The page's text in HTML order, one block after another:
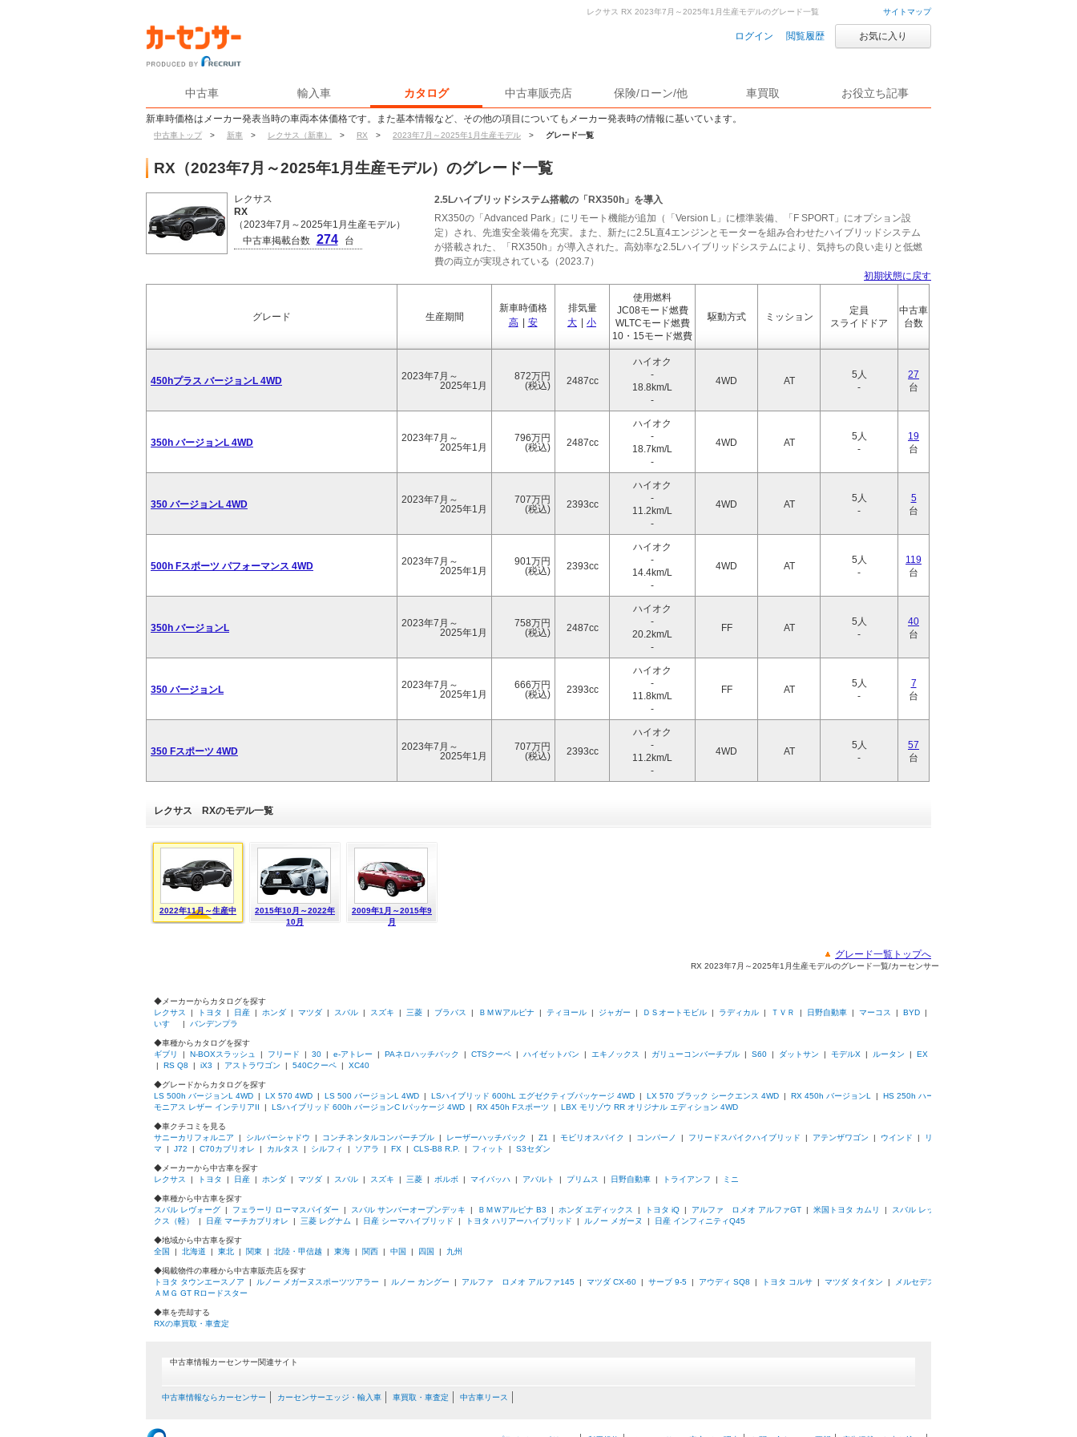
サイトマップ
ログイン 閲覧履歴 お気に入り
中古車 輸入車 カタログ 中古車販売店 保険/ローン/他 車買取 お役立ち記事
新車時価格はメーカー発表当時の車両本体価格です。また基本情報など、その他の項目についてもメーカー発表時の情報に基いています。
中古車トップ > 新車 > レクサス（新車） > RX > 2023年7月～2025年1月生産モデル > グレード一覧
レクサス RX 2023年7月～2025年1月生産モデルのグレード一覧
RX（2023年7月～2025年1月生産モデル）のグレード一覧
レクサス
RX
（2023年7月～2025年1月生産モデル）
中古車掲載台数
274 台
2.5Lハイブリッドシステム搭載の「RX350h」を導入
RX350の「Advanced Park」にリモート機能が追加（「Version L」に標準装備、「F SPORT」にオプション設
定）され、先進安全装備を充実。また、新たに2.5L直4エンジンとモーターを組み合わせたハイブリッドシステム
が搭載された、「RX350h」が導入された。高効率な2.5Lハイブリッドシステムにより、気持ちの良い走りと低燃
費の両立が実現されている（2023.7）
初期状態に戻す
グレード 生産期間
新車時価格
高
安
排気量
大
小
使用燃料
JC08モード燃費
WLTCモード燃費
10・15モード燃費
駆動方式 ミッション
定員
スライドドア
中古車
台数
450hプラス バージョンL 4WD
2023年7月～
2025年1月
872万円
(税込)
2487cc
ハイオク
-
18.8km/L
-
4WD AT
5人
-
27
台
350h バージョンL 4WD
2023年7月～
2025年1月
796万円
(税込)
2487cc
ハイオク
-
18.7km/L
-
4WD AT
5人
-
19
台
350 バージョンL 4WD
2023年7月～
2025年1月
707万円
(税込)
2393cc
ハイオク
-
11.2km/L
-
4WD AT
5人
-
5
台
500h Fスポーツ パフォーマンス 4WD
2023年7月～
2025年1月
901万円
(税込)
2393cc
ハイオク
-
14.4km/L
-
4WD AT
5人
-
119
台
350h バージョンL
2023年7月～
2025年1月
758万円
(税込)
2487cc
ハイオク
-
20.2km/L
-
FF AT
5人
-
40
台
350 バージョンL
2023年7月～
2025年1月
666万円
(税込)
2393cc
ハイオク
-
11.8km/L
-
FF AT
5人
-
7
台
350 Fスポーツ 4WD
2023年7月～
2025年1月
707万円
(税込)
2393cc
ハイオク
-
11.2km/L
-
4WD AT
5人
-
57
台
レクサス RXのモデル一覧
2022年11月～生産中
2015年10月～2022年
10月
2009年1月～2015年9
月
グレード一覧トップへ
RX 2023年7月～2025年1月生産モデルのグレード一覧/カーセンサー
◆メーカーからカタログを探す
レクサス
| トヨタ | 日産 | ホンダ | マツダ | スバル | スズキ | 三菱 | ブラバス | ＢＭＷアルピナ | ティヨール | ジャガー | ＤＳオートモビル | ラディカル | ＴＶＲ | 日野自動車 | マーコス | BYD |
いすゞ
| バンデンプラ
◆車種からカタログを探す
ギブリ
| N-BOXスラッシュ | フリード | 30 | e-アトレー | PAネロハッチバック | CTSクーペ | ハイゼットバン | エキノックス | ガリューコンバーチブル | S60 | ダットサン | モデルX | ルータン | EX
| RS Q8 | iX3 | アストラワゴン | 540Cクーペ | XC40
◆グレードからカタログを探す
LS 500h バージョンL 4WD | LX 570 4WD | LS 500 バージョンL 4WD | LSハイブリッド 600hL エグゼクティブパッケージ 4WD | LX 570 ブラック シークエンス 4WD | RX 450h バージョンL | HS 250h ハー
モニアス レザー インテリアII | LSハイブリッド 600h バージョンC Iパッケージ 4WD | RX 450h Fスポーツ | LBX モリゾウ RR オリジナル エディション 4WD
◆車クチコミを見る
サニーカリフォルニア | シルバーシャドウ | コンチネンタルコンバーチブル | レーザーハッチバック | Z1 | モビリオスパイク | コンパーノ | フリードスパイクハイブリッド | アテンザワゴン | ウインド |
リ
マ | J72 | C70カブリオレ | カルタス | シルフィ | ソアラ | FX | CLS-B8 R.P. | フィット | S3セダン
◆メーカーから中古車を探す
レクサス
| トヨタ | 日産 | ホンダ | マツダ | スバル | スズキ | 三菱 | ボルボ | マイバッハ | アバルト | プリムス | 日野自動車 | トライアンフ | ミニ
◆車種から中古車を探す
スバル レヴォーグ | フェラーリ ローマスパイダー | スバル サンバーオープンデッキ | ＢＭＷアルピナ B3 | ホンダ エディックス | トヨタ iQ | アルファ ロメオ アルファGT | 米国トヨタ カムリ | スバル レッ
クス（軽）
| 日産 マーチカブリオレ | 三菱 レグナム | 日産 シーマハイブリッド | トヨタ ハリアーハイブリッド | ルノー メガーヌ | 日産 インフィニティQ45
◆地域から中古車を探す
全国
| 北海道 | 東北 | 関東 | 北陸・甲信越 | 東海 | 関西 | 中国 | 四国 | 九州
◆掲載物件の車種から中古車販売店を探す
トヨタ タウンエースノア | ルノー メガーヌスポーツツアラー | ルノー カングー | アルファ ロメオ アルファ145 | マツダ CX-60 | サーブ 9-5 | アウディ SQ8 | トヨタ コルサ | マツダ タイタン |
メルセデス
ＡＭＧ GT Rロードスター
◆車を売却する
RXの車買取・車査定
中古車情報カーセンサー関連サイト
中古車情報ならカーセンサー カーセンサーエッジ・輸入車 車買取・車査定 中古車リース